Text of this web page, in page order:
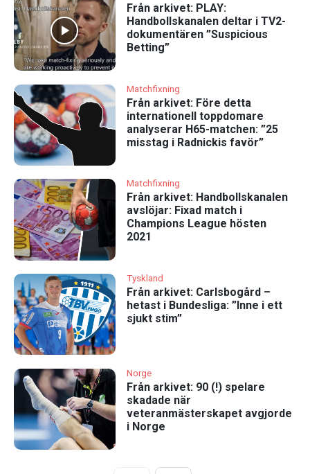
Från arkivet: PLAY:
Handbollskanalen deltar i TV2-
dokumentären ”Suspicious
Betting”
Matchfixning
Från arkivet: Före detta
internationell toppdomare
analyserar H65-matchen: ”25
misstag i Radnickis favör”
Matchfixning
Från arkivet: Handbollskanalen
avslöjar: Fixad match i
Champions League hösten
2021
Tyskland
Från arkivet: Carlsbogård –
hetast i Bundesliga: ”Inne i ett
sjukt stim”
Norge
Från arkivet: 90 (!) spelare
skadade när
veteranmästerskapet avgjorde
i Norge